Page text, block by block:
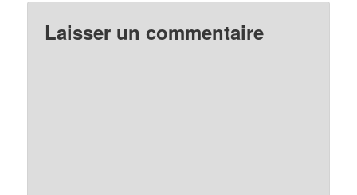
Laisser un commentaire